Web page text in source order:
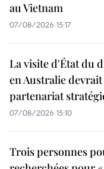
au Vietnam
07/08/2026 15:17
La visite d'État du
en Australie
partenariat
07/08/2026 15:10
Trois personnes